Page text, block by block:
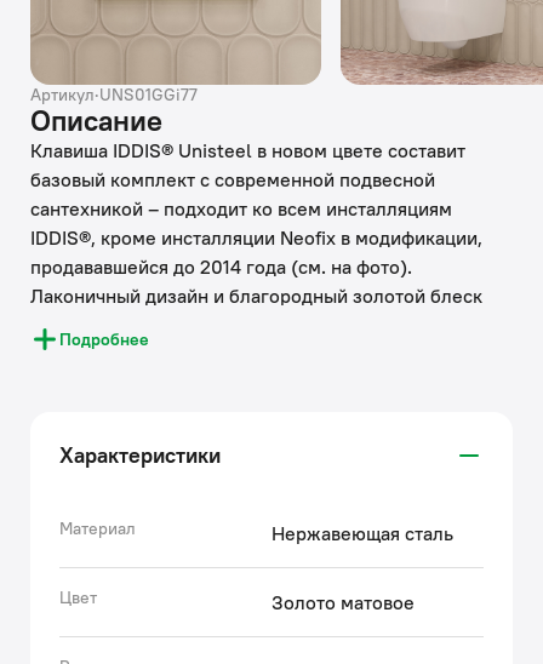
Артикул·UNS01GGi77
Описание
Клавиша IDDIS® Unisteel в новом цвете составит
базовый комплект с современной подвесной
сантехникой – подходит ко всем инсталляциям
IDDIS®, кроме инсталляции Neofix в модификации,
продававшейся до 2014 года (см. на фото).
Лаконичный дизайн и благородный золотой блеск
превращают функциональный продукт в стильный
аксессуар, который будет великолепно смотреться
размером не более ежедневника (25,9 на 17,9 см).
Она легко монтируется и снимается для удобного
обслуживания арматуры. Данная модель
• Цветное покрытие клавиши IDDIS® устойчиво к
появлению царапин и потускнению. На протяжении
многих лет она будет выглядеть как новая.
Подробнее
Характеристики
Материал Нержавеющая сталь
Цвет Золото матовое